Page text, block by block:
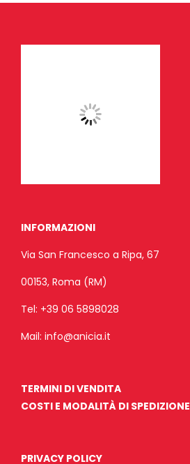
INFORMAZIONI
Via San Francesco a Ripa, 67
00153, Roma (RM)
Tel: +39 06 5898028
Mail: info@anicia.it
TERMINI DI VENDITA
COSTI E MODALITÀ DI SPEDIZIONE
PRIVACY POLICY